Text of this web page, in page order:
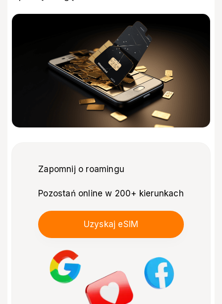
Zapomnij o roamingu
Pozostań online w 200+ kierunkach
Uzyskaj eSIM